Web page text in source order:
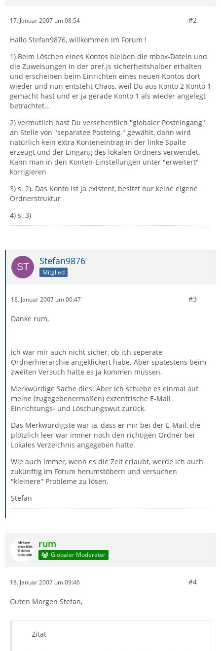
17. Januar 2007 um 08:54 #2
Hallo Stefan9876, willkommen im Forum !
1) Beim Löschen eines Kontos bleiben die mbox-Datein und
die Zuweisungen in der pref.js sicherheitshalber erhalten
und erscheinen beim Einrichten eines neuen Kontos dort
wieder und nun entsteht Chaos, weil Du aus Konto 2 Konto 1
gemacht hast und er ja gerade Konto 1 als wieder angelegt
betrachtet...
2) vermutlich hast Du versehentlich "globaler Posteingang"
an Stelle von "separatee Posteing." gewählt, dann wird
natürlich kein extra Konteneintrag in der linke Spalte
erzeugt und der Eingang des lokalen Ordners verwendet.
Kann man in den Konten-Einstellungen unter "erweitert"
korrigieren
3) s. 2). Das Konto ist ja existent, besitzt nur keine eigene
Ordnerstruktur
4) s. 3)
Stefan9876
Mitglied
18. Januar 2007 um 00:47 #3
Danke rum,
ich war mir auch nicht sicher, ob ich seperate
Ordnerhierarchie angeklickert habe. Aber spätestens beim
zweiten Versuch hätte es ja kommen müssen.
Merkwürdige Sache dies: Aber ich schiebe es einmal auf
meine (zugegebenermaßen) exzentrische E-Mail
Einrichtungs- und Löschungswut zurück.
Das Merkwürdigste war ja, dass er mir bei der E-Mail, die
plötzlich leer war immer noch den richtigen Ordner bei
Lokales Verzeichnis angegeben hatte.
Wie auch immer, wenn es die Zeit erlaubt, werde ich auch
zukünftig im Forum herumstöbern und versuchen
"kleinere" Probleme zu lösen.
Stefan
rum
Globaler Moderator
18. Januar 2007 um 09:46 #4
Guten Morgen Stefan,
Zitat